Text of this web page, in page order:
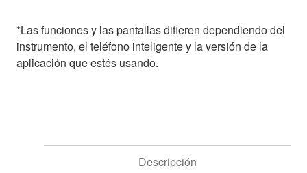
*Las funciones y las pantallas difieren dependiendo del
instrumento, el teléfono inteligente y la versión de la
aplicación que estés usando.
Descripción